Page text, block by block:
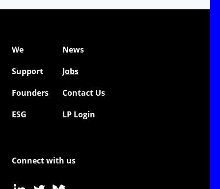
We
News
Support
Jobs
Founders
Contact Us
ESG
LP Login
Connect with us